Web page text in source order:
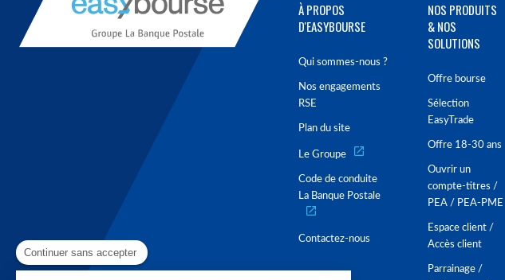
À PROPOS
D'EASYBOURSE
Qui sommes-nous ?
Nos engagements
RSE
Plan du site
Le Groupe
Code de conduite
La Banque Postale
Contactez-nous
NOS PRODUITS
& NOS
SOLUTIONS
Offre bourse
Sélection
EasyTrade
Offre 18-30 ans
Ouvrir un
compte-titres /
PEA / PEA-PME
Espace client /
Accès client
Parrainage /
Continuer sans accepter